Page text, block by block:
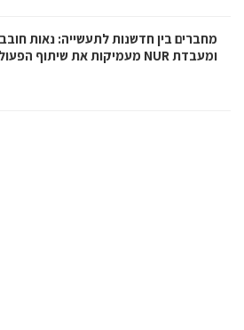
מחברים בין חדשנות לתעשייה: נאות חובב
ומעבדת NUR מעמיקות את שיתוף הפעולה